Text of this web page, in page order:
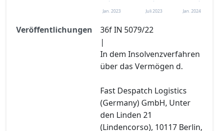
Jan. 2023 Juli 2023 Jan. 2024
Veröffentlichungen
36f IN 5079/22
|
In dem Insolvenzverfahren
über das Vermögen d.
Fast Despatch Logistics
(Germany) GmbH, Unter
den Linden 21
(Lindencorso), 10117 Berlin,